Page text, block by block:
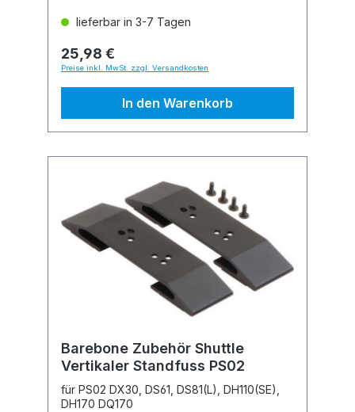
lieferbar in 3-7 Tagen
25,98 €
Preise inkl. MwSt. zzgl. Versandkosten
In den Warenkorb
Barebone Zubehör Shuttle
Vertikaler Standfuss PS02
für PS02 DX30, DS61, DS81(L), DH110(SE),
DH170 DQ170